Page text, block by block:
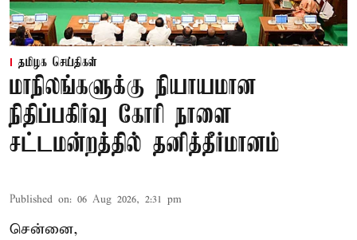
தமிழக செய்திகள்
மாநிலங்களுக்கு நியாயமான
நிதிப்பகிர்வு கோரி நாளை
சட்டமன்றத்தில் தனித்தீர்மானம்
Published on: 06 Aug 2026, 2:31 pm
சென்னை,